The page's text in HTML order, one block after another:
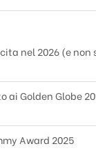
nel 2026 (e non
ai Golden Globe
Award 2025